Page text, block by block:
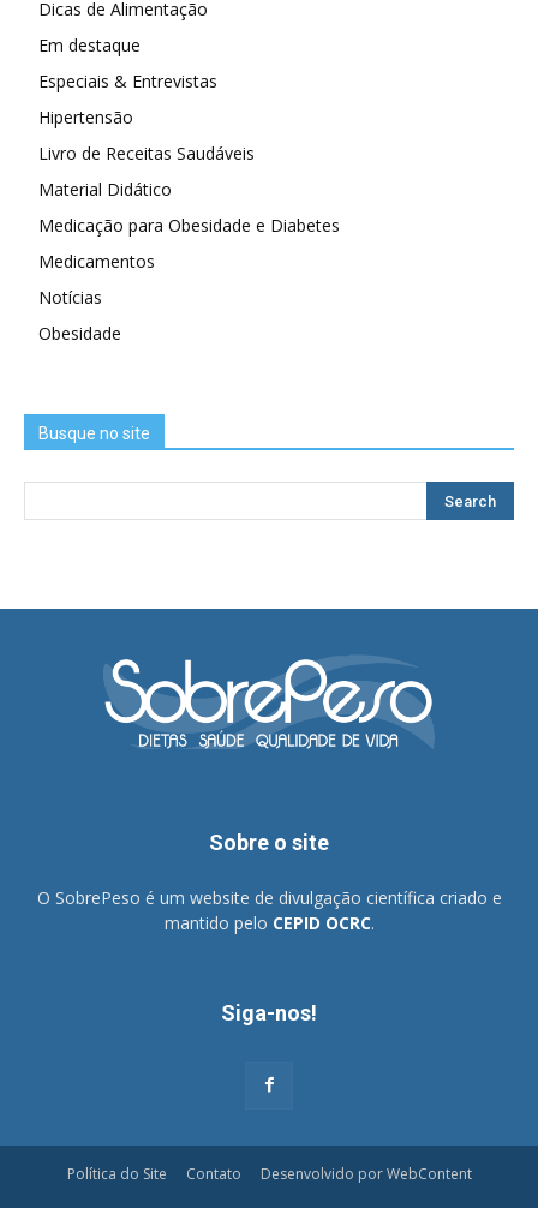
Dicas de Alimentação
Em destaque
Especiais & Entrevistas
Hipertensão
Livro de Receitas Saudáveis
Material Didático
Medicação para Obesidade e Diabetes
Medicamentos
Notícias
Obesidade
Busque no site
Sobre o site
O SobrePeso é um website de divulgação científica criado e
mantido pelo CEPID OCRC.
Siga-nos!
Política do Site Contato Desenvolvido por WebContent